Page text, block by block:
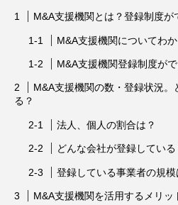
M&A支援機関とは？登録制度が
M&A支援機関についてわ
M&A支援機関登録制度が
M&A支援機関の数・登録状況
る？
法人、個人の割合は？
どんな会社が登録している
登録している事業者の規模
M&A支援機関を活用するメリッ